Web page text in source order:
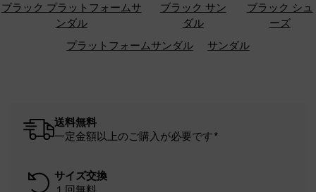
ブラック プラットフォームサ
ンダル
ブラック サン
ダル
ブラック シュ
ーズ
プラットフォームサンダル
サンダル
送料無料
一定金額以上のご購入が必要です*
サイズ交換